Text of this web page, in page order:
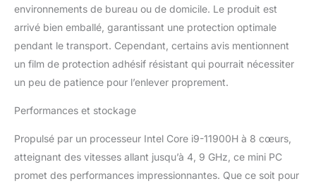
d'espace. HD Dual Display & fonctionnement
stable : Mini-PC équipé de graphiques UHD,
même temps via le port HDMI + VGA, port
HDMI supportant 4K@60Hz. En haute
définition audio et vidéo, conception
haute définition montre une nouvelle qualité
tension automatique, Wake On Lan (réglage
du BIOS). Spécifications de l'interface: Le
mini PC est équipé de 4 x USB 3.0, 4 x USB
environnements de bureau ou de domicile. Le produit est
arrivé bien emballé, garantissant une protection optimale
pendant le transport. Cependant, certains avis mentionnent
un film de protection adhésif résistant qui pourrait nécessiter
un peu de patience pour l’enlever proprement.
Performances et stockage
Propulsé par un processeur Intel Core i9-11900H à 8 cœurs,
atteignant des vitesses allant jusqu’à 4, 9 GHz, ce mini PC
promet des performances impressionnantes. Que ce soit pour